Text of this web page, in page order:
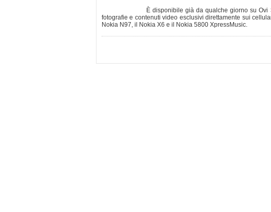
È disponibile già da qualche giorno su
fotografie e contenuti video esclusivi direttamente sui
Nokia N97, il Nokia X6 e il Nokia 5800 XpressMusic.